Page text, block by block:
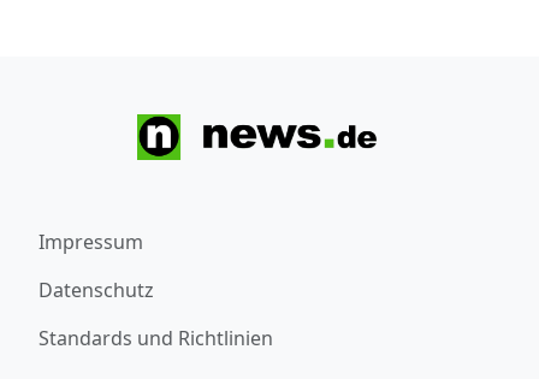
Impressum
Datenschutz
Standards und Richtlinien